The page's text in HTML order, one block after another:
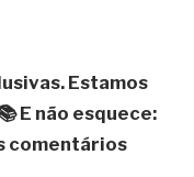
Estamos
E não esquece:
comentários